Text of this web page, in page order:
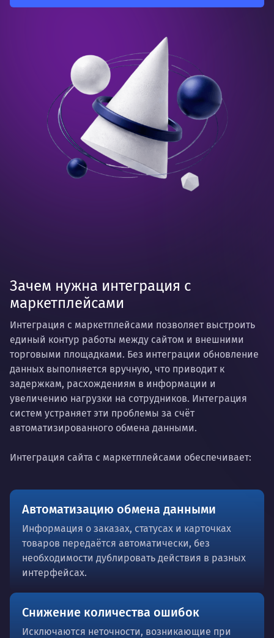
Зачем нужна интеграция с
маркетплейсами
Интеграция с маркетплейсами позволяет выстроить
единый контур работы между сайтом и внешними
торговыми площадками. Без интеграции обновление
данных выполняется вручную, что приводит к
задержкам, расхождениям в информации и
увеличению нагрузки на сотрудников. Интеграция
систем устраняет эти проблемы за счёт
автоматизированного обмена данными.
Интеграция сайта с маркетплейсами обеспечивает:
Автоматизацию обмена данными
Информация о заказах, статусах и карточках
товаров передаётся автоматически, без
необходимости дублировать действия в разных
интерфейсах.
Снижение количества ошибок
Исключаются неточности, возникающие при